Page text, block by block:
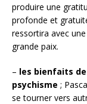
produire une
profonde et
ressortira avec
grande paix.
– les bienfaits
psychisme ;
se tourner vers